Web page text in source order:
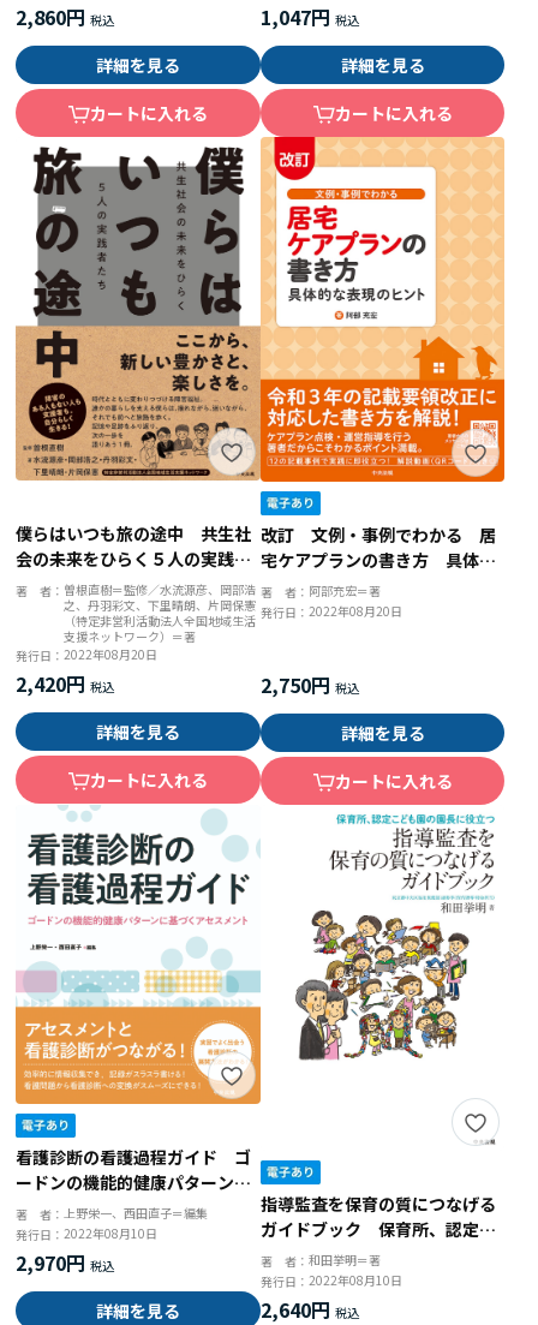
2,860円
詳細を見る
カートに入れる
1,047円
詳細を見る
カートに入れる
僕らはいつも旅の途中 共生社
会の未来をひらく５人の実践者
たち
著 者： 曽根直樹＝監修／水流源彦、岡部浩
之、丹羽彩文、下里晴朗、片岡保憲
（特定非営利活動法人全国地域生活
支援ネットワーク）＝著
発行日：2022年08月20日
2,420円
詳細を見る
カートに入れる
改訂 文例・事例でわかる 居
宅ケアプランの書き方 具体的
な表現のヒント
著 者： 阿部充宏＝著
発行日： 2022年08月20日
2,750円
詳細を見る
カートに入れる
看護診断の看護過程ガイド ゴ
ードンの機能的健康パターンに
基づくアセスメント
著 者：上野栄一、西田直子＝編集
発行日：2022年08月10日
2,970円
詳細を見る
指導監査を保育の質につなげる
ガイドブック 保育所、認定こ
ども園の園長に役立つ
著 者： 和田挙明＝著
発行日： 2022年08月10日
2,640円